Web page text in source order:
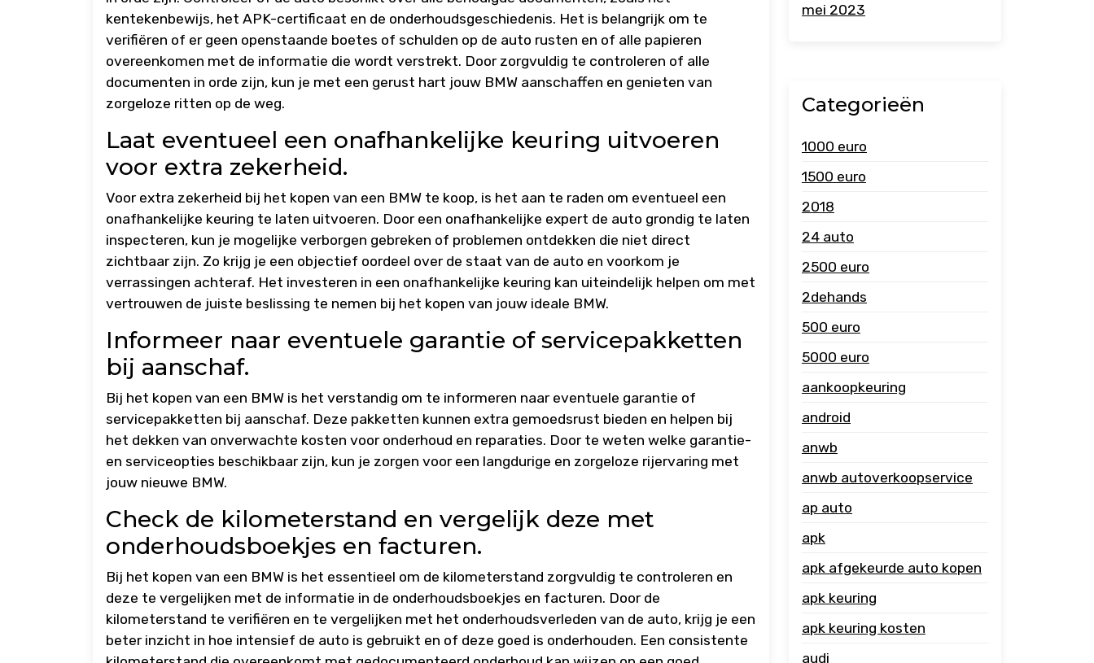
kentekenbewijs, het APK-certificaat en de onderhoudsgeschiedenis. Het is belangrijk om te
verifiëren of er geen openstaande boetes of schulden op de auto rusten en of alle papieren
overeenkomen met de informatie die wordt verstrekt. Door zorgvuldig te controleren of alle
documenten in orde zijn, kun je met een gerust hart jouw BMW aanschaffen en genieten van
zorgeloze ritten op de weg.
Laat eventueel een onafhankelijke keuring uitvoeren
voor extra zekerheid.
Voor extra zekerheid bij het kopen van een BMW te koop, is het aan te raden om eventueel een
onafhankelijke keuring te laten uitvoeren. Door een onafhankelijke expert de auto grondig te laten
inspecteren, kun je mogelijke verborgen gebreken of problemen ontdekken die niet direct
zichtbaar zijn. Zo krijg je een objectief oordeel over de staat van de auto en voorkom je
verrassingen achteraf. Het investeren in een onafhankelijke keuring kan uiteindelijk helpen om met
vertrouwen de juiste beslissing te nemen bij het kopen van jouw ideale BMW.
Informeer naar eventuele garantie of servicepakketten
bij aanschaf.
Bij het kopen van een BMW is het verstandig om te informeren naar eventuele garantie of
servicepakketten bij aanschaf. Deze pakketten kunnen extra gemoedsrust bieden en helpen bij
het dekken van onverwachte kosten voor onderhoud en reparaties. Door te weten welke garantie-
en serviceopties beschikbaar zijn, kun je zorgen voor een langdurige en zorgeloze rijervaring met
jouw nieuwe BMW.
Check de kilometerstand en vergelijk deze met
onderhoudsboekjes en facturen.
Bij het kopen van een BMW is het essentieel om de kilometerstand zorgvuldig te controleren en
deze te vergelijken met de informatie in de onderhoudsboekjes en facturen. Door de
kilometerstand te verifiëren en te vergelijken met het onderhoudsverleden van de auto, krijg je een
beter inzicht in hoe intensief de auto is gebruikt en of deze goed is onderhouden. Een consistente
mei 2023
Categorieën
1000 euro
1500 euro
2018
24 auto
2500 euro
2dehands
500 euro
5000 euro
aankoopkeuring
android
anwb
anwb autoverkoopservice
ap auto
apk
apk afgekeurde auto kopen
apk keuring
apk keuring kosten
audi